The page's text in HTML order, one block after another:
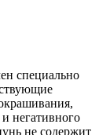
специально
негативного
не содержит